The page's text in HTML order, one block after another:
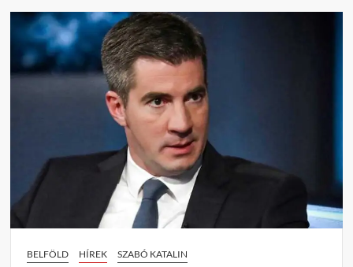
BELFÖLD HÍREK SZABÓ KATALIN